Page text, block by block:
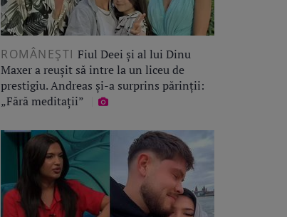
ROMÂNEŞTI Fiul Deei și al lui Dinu
Maxer a reușit să intre la un liceu de
prestigiu. Andreas și-a surprins părinții:
„Fără meditații”